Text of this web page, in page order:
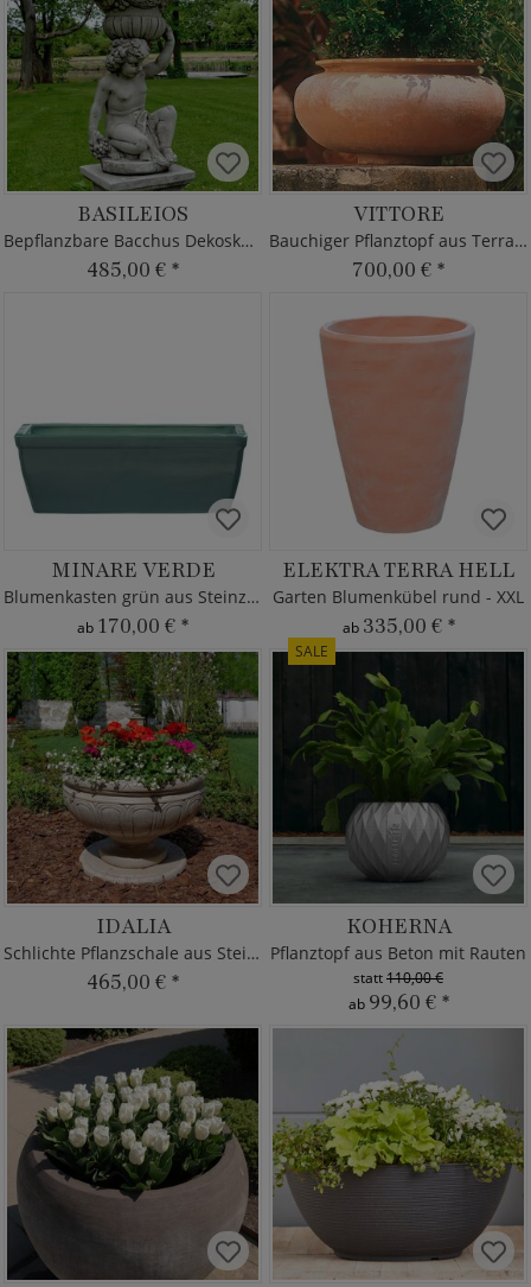
BASILEIOS
Bepflanzbare Bacchus Dekoskulptur
485,00 € *
VITTORE
Bauchiger Pflanztopf aus Terracotta
700,00 € *
MINARE VERDE
Blumenkasten grün aus Steinzeug
ab 170,00 € *
ELEKTRA TERRA HELL
Garten Blumenkübel rund - XXL
ab 335,00 € *
IDALIA
Schlichte Pflanzschale aus Steinguss
465,00 € *
SALE
KOHERNA
Pflanztopf aus Beton mit Rauten
statt110,00 €
ab 99,60 € *